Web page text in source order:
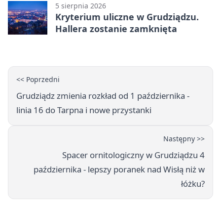
5 sierpnia 2026
Kryterium uliczne w Grudziądzu.
Hallera zostanie zamknięta
<< Poprzedni
Grudziądz zmienia rozkład od 1 października -
linia 16 do Tarpna i nowe przystanki
Następny >>
Spacer ornitologiczny w Grudziądzu 4
października - lepszy poranek nad Wisłą niż w
łóżku?